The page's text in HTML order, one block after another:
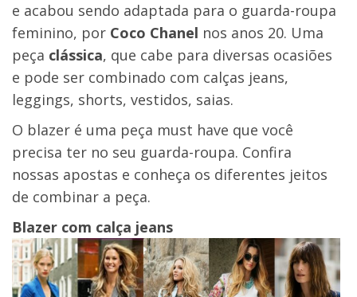
e acabou sendo adaptada para o guarda-roupa
feminino, por Coco Chanel nos anos 20. Uma
peça clássica, que cabe para diversas ocasiões
e pode ser combinado com calças jeans,
leggings, shorts, vestidos, saias.
O blazer é uma peça must have que você
precisa ter no seu guarda-roupa. Confira
nossas apostas e conheça os diferentes jeitos
de combinar a peça.
Blazer com calça jeans